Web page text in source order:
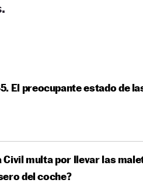
El preocupante estado de
Civil multa por llevar las
del coche?